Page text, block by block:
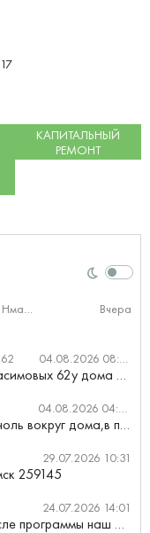
17
КАПИТАЛЬНЫЙ
РЕМОНТ
Гость 7370, 12.03.2020 Вебинар от Нмаркет.ПРО: «Актуальное об ипотеке: что нужно знать» Вчера
04.08.2026 08:34
На сайте форум жильцов бр.касимовых 62у дома растут красивые...
04.08.2026 04:46
Почему всю зелень косят под ноль вокруг дома,в полисадниках....
29.07.2026 10:31
259145
24.07.2026 14:01
что со стоянками во дворе после программы наш двор